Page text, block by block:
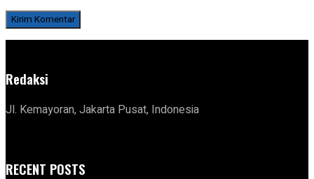
Redaksi
Jl. Kemayoran, Jakarta Pusat, Indonesia
RECENT POSTS